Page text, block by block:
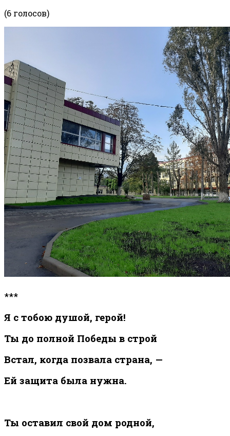
(6 голосов)
***
Я с тобою душой, герой!
Ты до полной Победы в строй
Встал, когда позвала страна, —
Ей защита была нужна.
Ты оставил свой дом родной,